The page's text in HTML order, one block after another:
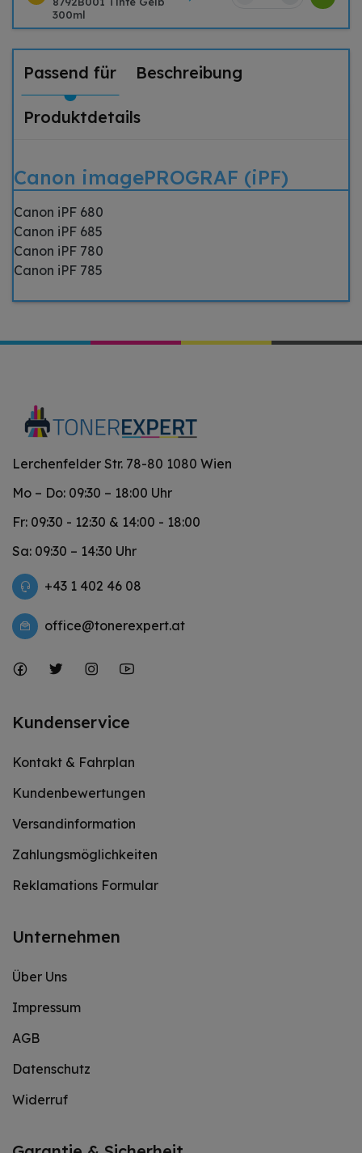
300ml
Passend für Beschreibung
Produktdetails
Canon imagePROGRAF (iPF)
Canon iPF 680
Canon iPF 685
Canon iPF 780
Canon iPF 785
Lerchenfelder Str. 78-80 1080 Wien
Mo – Do: 09:30 – 18:00 Uhr
Fr: 09:30 - 12:30 & 14:00 - 18:00
Sa: 09:30 – 14:30 Uhr
+43 1 402 46 08
office@tonerexpert.at
Kundenservice
Kontakt & Fahrplan
Kundenbewertungen
Versandinformation
Zahlungsmöglichkeiten
Reklamations Formular
Unternehmen
Über Uns
Impressum
AGB
Datenschutz
Widerruf